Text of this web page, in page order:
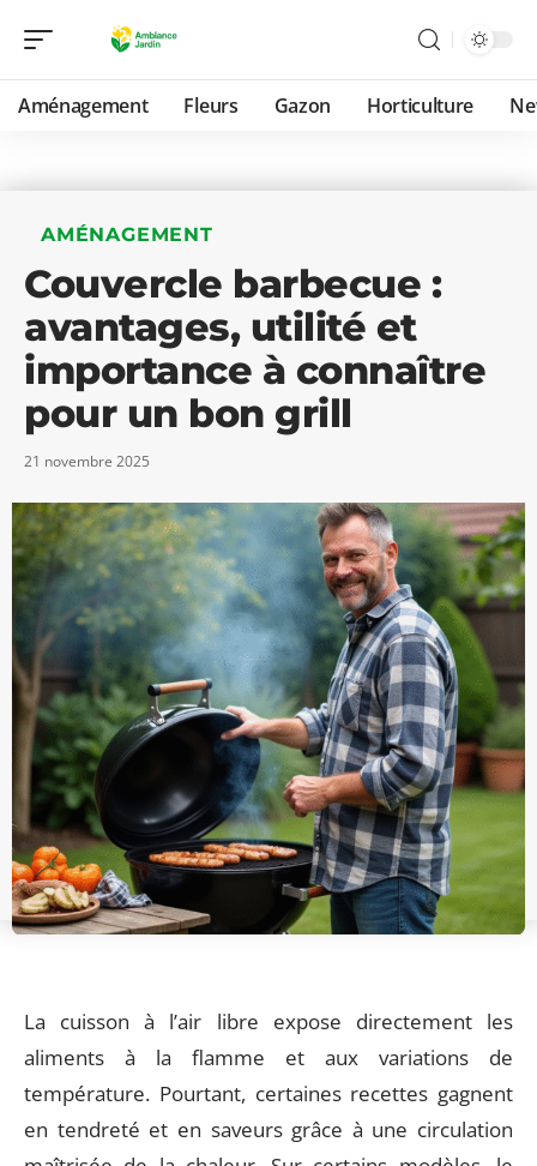
Aménagement Fleurs Gazon Horticulture
AMÉNAGEMENT
Couvercle barbecue :
avantages, utilité et
importance à connaître
pour un bon grill
21 novembre 2025
La cuisson à l’air libre expose directement les
aliments à la flamme et aux variations de
température. Pourtant, certaines recettes gagnent
en tendreté et en saveurs grâce à une circulation